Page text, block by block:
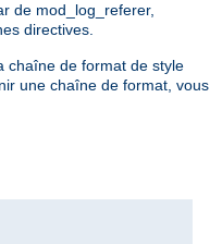
de mod_log_referer,
directives.
chaîne de format de style
une chaîne de format, vous